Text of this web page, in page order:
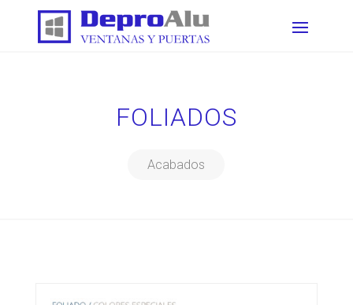
FOLIADOS
Acabados